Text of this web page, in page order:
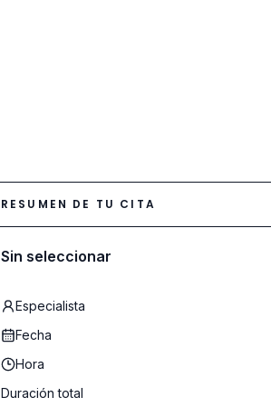
RESUMEN DE TU CITA
Sin seleccionar
Especialista
Fecha
Hora
Duración total